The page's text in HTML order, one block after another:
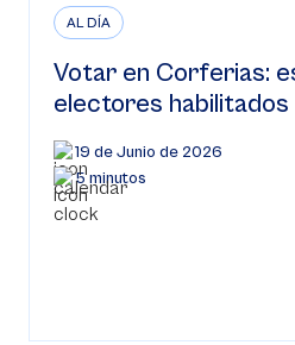
AL DÍA
Votar en Corferias:
electores habilitados
19 de Junio de 2026
5 minutos